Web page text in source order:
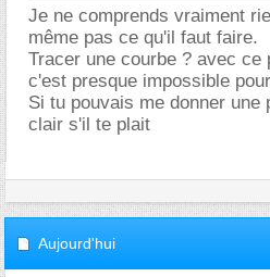
Je ne comprends vraiment
même pas ce qu'il faut faire.
Tracer une courbe ? avec ce
c'est presque impossible
Si tu pouvais me donner une
clair s'il te plait
Aujourd'hui